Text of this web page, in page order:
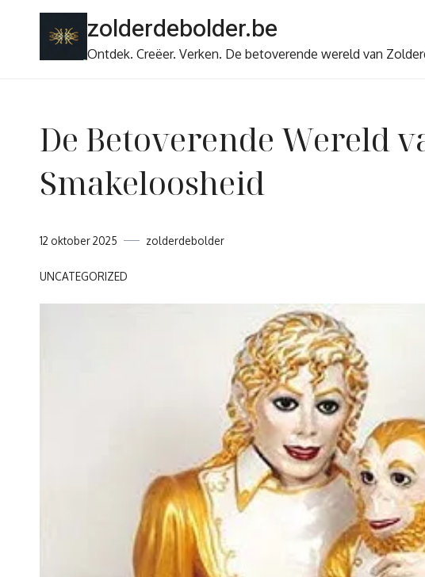
zolderdebolder.be
Ontdek. Creëer. Verken. De betoverende wereld van
De Betoverende Wereld
Smakeloosheid
12 oktober 2025 zolderdebolder
UNCATEGORIZED